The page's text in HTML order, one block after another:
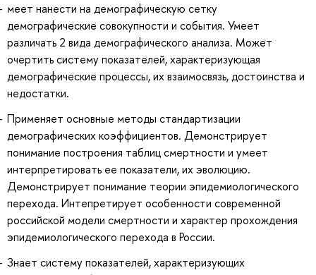
меет нанести на демографическую сетку
демографические совокупности и события. Умеет
различать 2 вида демографического анализа. Может
очертить систему показателей, характеризующая
демографические процессы, их взаимосвязь, достоинства и
недостатки.
Применяет основные методы стандартизации
демографических коэффициентов. Демонстрирует
понимание построения таблиц смертности и умеет
интерпретировать ее показатели, их эволюцию.
Демонстрирует понимание теории эпидемиологического
перехода. Интепретирует особенности современной
российской модели смертности и характер прохождения
эпидемиологического перехода в России.
Знает систему показателей, характеризующих